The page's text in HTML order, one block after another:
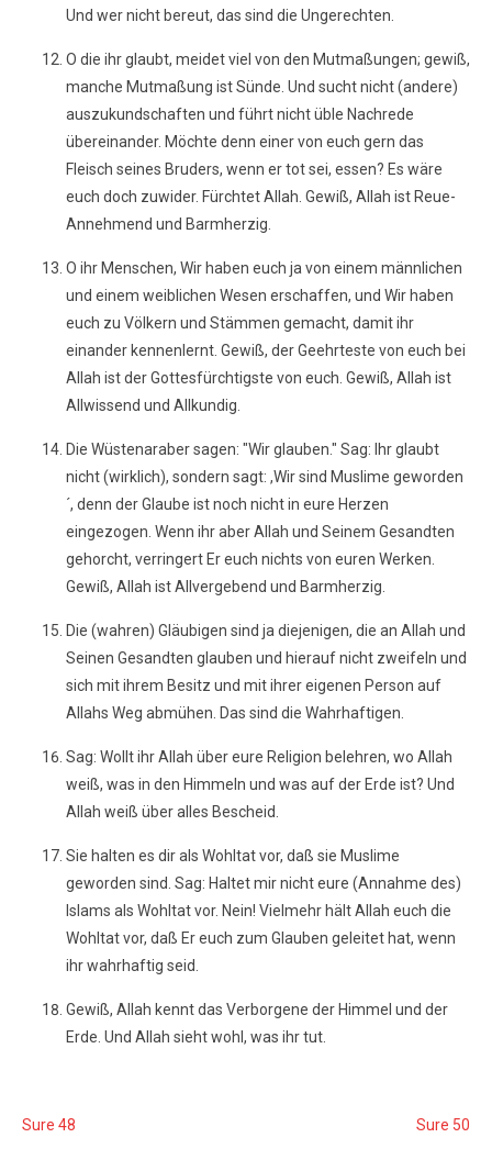
Und wer nicht bereut, das sind die Ungerechten.
O die ihr glaubt, meidet viel von den Mutmaßungen; gewiß,
manche Mutmaßung ist Sünde. Und sucht nicht (andere)
auszukundschaften und führt nicht üble Nachrede
übereinander. Möchte denn einer von euch gern das
Fleisch seines Bruders, wenn er tot sei, essen? Es wäre
euch doch zuwider. Fürchtet Allah. Gewiß, Allah ist Reue-
Annehmend und Barmherzig.
O ihr Menschen, Wir haben euch ja von einem männlichen
und einem weiblichen Wesen erschaffen, und Wir haben
euch zu Völkern und Stämmen gemacht, damit ihr
einander kennenlernt. Gewiß, der Geehrteste von euch bei
Allah ist der Gottesfürchtigste von euch. Gewiß, Allah ist
Allwissend und Allkundig.
Die Wüstenaraber sagen: "Wir glauben." Sag: Ihr glaubt
nicht (wirklich), sondern sagt: ,Wir sind Muslime geworden
´, denn der Glaube ist noch nicht in eure Herzen
eingezogen. Wenn ihr aber Allah und Seinem Gesandten
gehorcht, verringert Er euch nichts von euren Werken.
Gewiß, Allah ist Allvergebend und Barmherzig.
Die (wahren) Gläubigen sind ja diejenigen, die an Allah und
Seinen Gesandten glauben und hierauf nicht zweifeln und
sich mit ihrem Besitz und mit ihrer eigenen Person auf
Allahs Weg abmühen. Das sind die Wahrhaftigen.
Sag: Wollt ihr Allah über eure Religion belehren, wo Allah
weiß, was in den Himmeln und was auf der Erde ist? Und
Allah weiß über alles Bescheid.
Sie halten es dir als Wohltat vor, daß sie Muslime
geworden sind. Sag: Haltet mir nicht eure (Annahme des)
Islams als Wohltat vor. Nein! Vielmehr hält Allah euch die
Wohltat vor, daß Er euch zum Glauben geleitet hat, wenn
ihr wahrhaftig seid.
Gewiß, Allah kennt das Verborgene der Himmel und der
Erde. Und Allah sieht wohl, was ihr tut.
Sure 48 Sure 50